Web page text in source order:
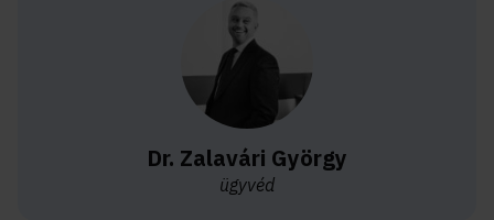
Dr. Zalavári György
ügyvéd